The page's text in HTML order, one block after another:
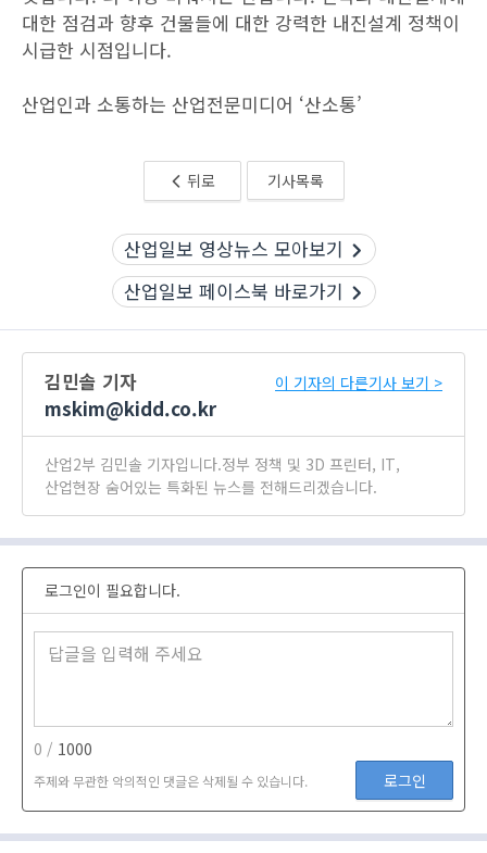
대한 점검과 향후 건물들에 대한 강력한 내진설계 정책이
시급한 시점입니다.
산업인과 소통하는 산업전문미디어 ‘산소통’
뒤로 기사목록
산업일보 영상뉴스 모아보기
산업일보 페이스북 바로가기
김민솔 기자
mskim@kidd.co.kr
이 기자의 다른기사 보기 >
산업2부 김민솔 기자입니다.정부 정책 및 3D 프린터, IT,
산업현장 숨어있는 특화된 뉴스를 전해드리겠습니다.
로그인이 필요합니다.
0 / 1000
주제와 무관한 악의적인 댓글은 삭제될 수 있습니다. 로그인